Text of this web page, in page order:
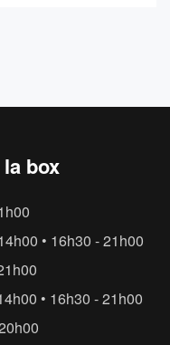
box
• 16h30 - 21h00
• 16h30 - 21h00